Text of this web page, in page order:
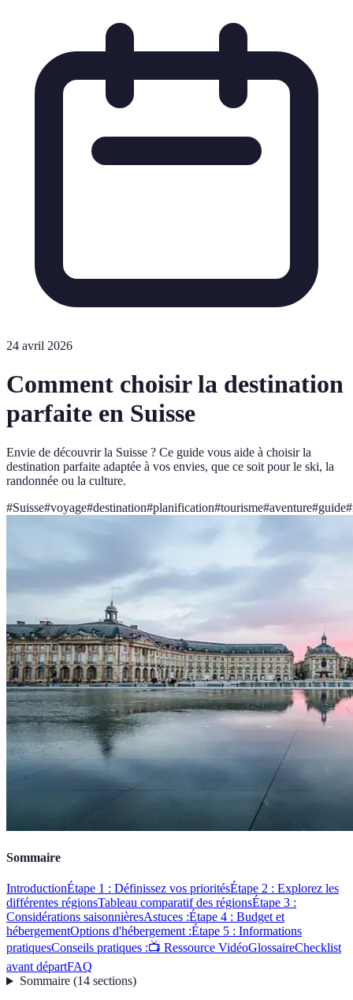
24 avril 2026
Comment choisir la destination
parfaite en Suisse
Envie de découvrir la Suisse ? Ce guide vous aide à choisir la
destination parfaite adaptée à vos envies, que ce soit pour le ski, la
randonnée ou la culture.
#Suisse#voyage#destination#planification#tourisme#aventure#guide#
Sommaire
IntroductionÉtape 1 : Définissez vos prioritésÉtape 2 : Explorez les
différentes régionsTableau comparatif des régionsÉtape 3 :
Considérations saisonnièresAstuces :Étape 4 : Budget et
hébergementOptions d'hébergement :Étape 5 : Informations
pratiquesConseils pratiques :📺 Ressource VidéoGlossaireChecklist
avant départFAQ
Sommaire(14 sections)